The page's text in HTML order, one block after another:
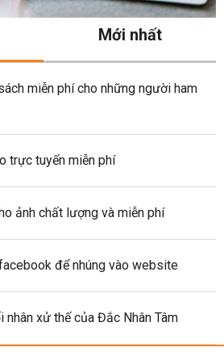
Mới nhất
miễn phí cho những người ham
trực tuyến miễn phí
ảnh chất lượng và miễn phí
để nhúng vào website
xử thế của Đắc Nhân Tâm